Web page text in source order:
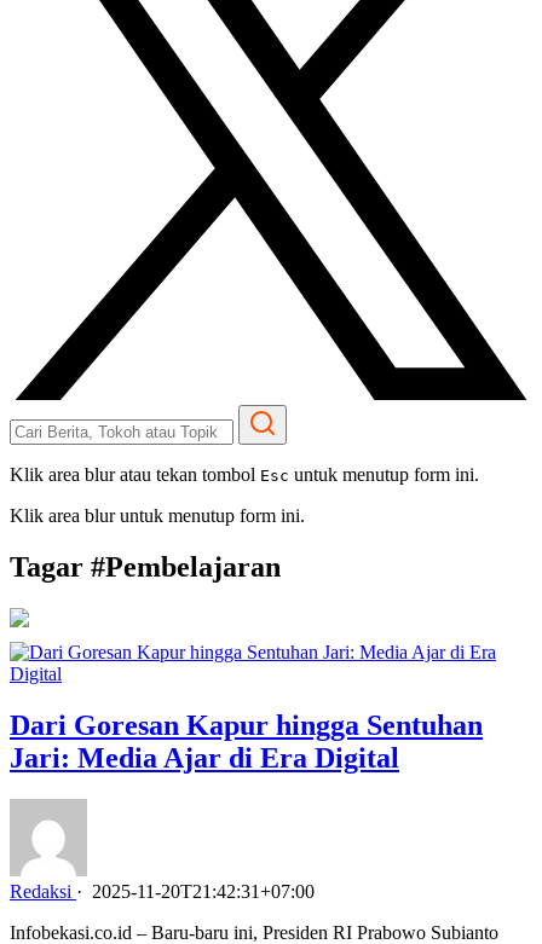
Klik area blur atau tekan tombol Esc untuk menutup form ini.
Klik area blur untuk menutup form ini.
Tagar #Pembelajaran
Dari Goresan Kapur hingga Sentuhan
Jari: Media Ajar di Era Digital
Redaksi · 2025-11-20T21:42:31+07:00
Infobekasi.co.id – Baru-baru ini, Presiden RI Prabowo Subianto